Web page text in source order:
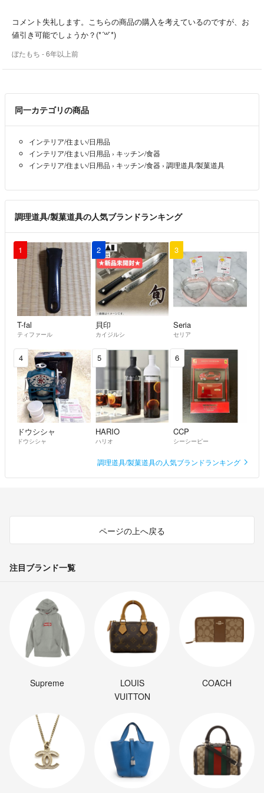
・個数を計算できるPCS機能も搭載しています。
✨破格値下げ中!!断捨離出品中!
こんにちは、東京在住のYuiと申します。(ʘᴗʘ✿)プロフィールをご覧い
♥ 趣味はビーズを収集、ブレスレットやバングルやアクセサリーなどを
DIYや集めるなので、断捨離のため、これから大量出品予定です。
▶▷ほかにはゲームソフト、パソコンやスマホ関連、コスメやアパレル
なども出品します。
✨断捨離覚悟した値段設定！
✨まとめ購入は値下げ！
✨フォローで割引にします!
皆様に満足いただけるよう一生懸命対応させていただきますので、よろ
しくお願いします。
✔コメントなしの購入、値引き交渉も可能です。
基本的に１日~２日内の発送となります。偶に遅れた場合ありますの
で、ご了承ください。
メッセージのやり取りは迅速に行うつもりですが、返信が遅れてしまう
★自宅保管です。
細部にこだわる方のご購入がご遠慮ください。
発送前できるだけ綺麗な状態にした上、アルコール消毒作業しておりま
す。
トラブルを避ける為、細部までこだわりのある方、神経質な方はご購入
をご遠慮させて頂きます。
以上ご理解の上、お探しの方はお早めに検討お願い致しますm(_ _)mこ
れから、多数出品しております♪
コメント失礼します。こちらの商品の購入を考えているのですが、お
値引き可能でしょうか？(*´꒳`*)
ぼたもち - 6年以上前
同一カテゴリの商品
インテリア/住まい/日用品
インテリア/住まい/日用品 › キッチン/食器
インテリア/住まい/日用品 › キッチン/食器 › 調理道具/製菓道具
調理道具/製菓道具の人気ブランドランキング
1
T-fal
ティファール
2
貝印
カイジルシ
3
Seria
セリア
4
ドウシシャ
ドウシシャ
5
HARIO
ハリオ
6
CCP
シーシーピー
調理道具/製菓道具の人気ブランドランキング
ページの上へ戻る
注目ブランド一覧
Supreme
LOUIS
VUITTON
COACH